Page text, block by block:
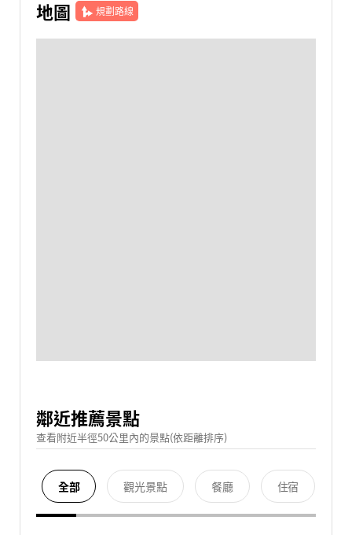
地圖 規劃路線
鄰近推薦景點
查看附近半徑50公里內的景點(依距離排序)
全部 觀光景點 餐廳 住宿